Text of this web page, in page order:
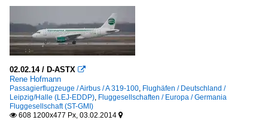
02.02.14 / D-ASTX 
Rene Hofmann
Passagierflugzeuge / Airbus / A 319-100 Flughäfen / Deutschland /
Leipzig/Halle (LEJ-EDDP) Fluggesellschaften / Europa / Germania
Fluggesellschaft (ST-GMI)
 608 1200x477 Px, 03.02.2014 